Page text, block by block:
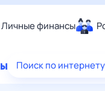
Личные финансы
Еда
Поиск по интернету